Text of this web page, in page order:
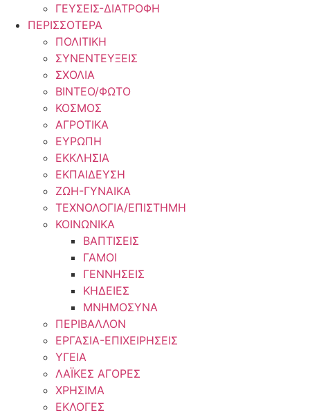
ΓΕΥΣΕΙΣ-ΔΙΑΤΡΟΦΗ
ΠΕΡΙΣΣΟΤΕΡΑ
ΠΟΛΙΤΙΚΗ
ΣΥΝΕΝΤΕΥΞΕΙΣ
ΣΧΟΛΙΑ
ΒΙΝΤΕΟ/ΦΩΤΟ
ΚΟΣΜΟΣ
ΑΓΡΟΤΙΚΑ
ΕΥΡΩΠΗ
ΕΚΚΛΗΣΙΑ
ΕΚΠΑΙΔΕΥΣΗ
ΖΩΗ-ΓΥΝΑΙΚΑ
ΤΕΧΝΟΛΟΓΙΑ/ΕΠΙΣΤΗΜΗ
ΚΟΙΝΩΝΙΚΑ
ΒΑΠΤΙΣΕΙΣ
ΓΑΜΟΙ
ΓΕΝΝΗΣΕΙΣ
ΚΗΔΕΙΕΣ
ΜΝΗΜΟΣΥΝΑ
ΠΕΡΙΒΑΛΛΟΝ
ΕΡΓΑΣΙΑ-ΕΠΙΧΕΙΡΗΣΕΙΣ
ΥΓΕΙΑ
ΛΑΪΚΕΣ ΑΓΟΡΕΣ
ΧΡΗΣΙΜΑ
ΕΚΛΟΓΕΣ